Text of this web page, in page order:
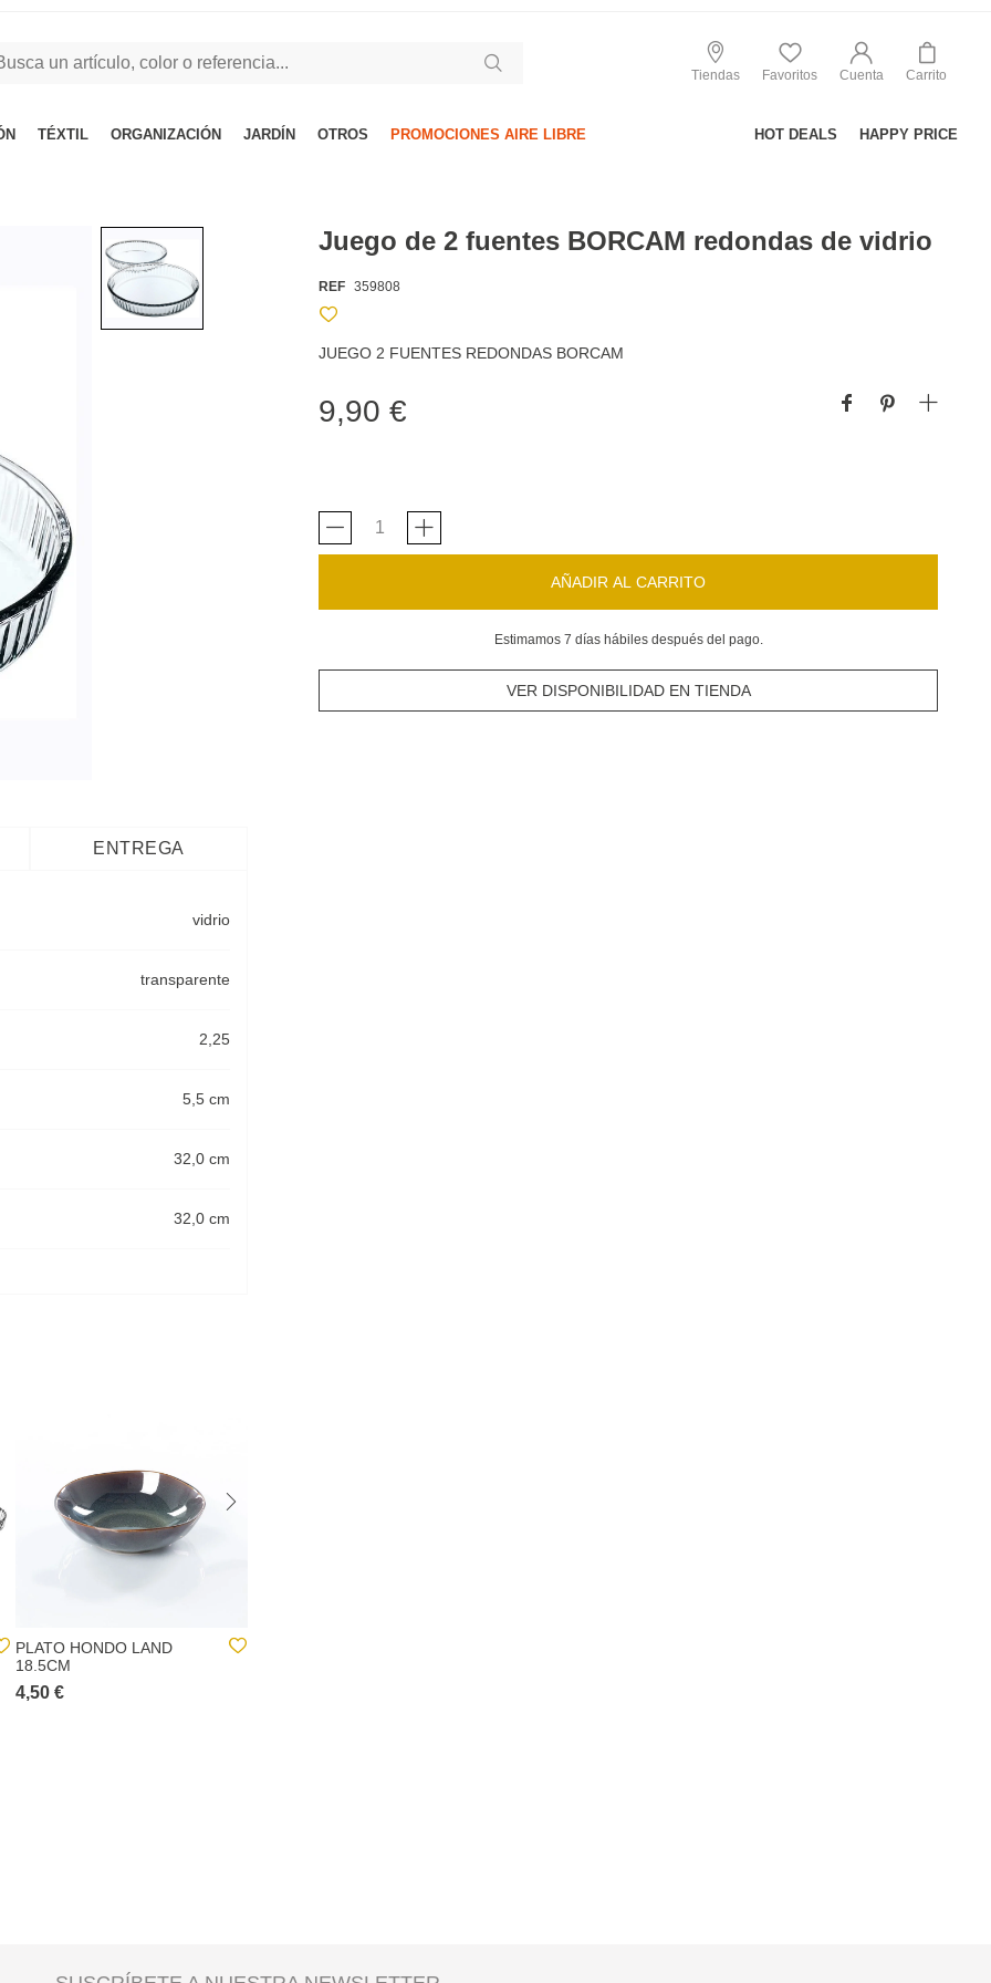
Tiendas Favoritos Cuenta Carrito
TÉXTIL ORGANIZACIÓN JARDÍN OTROS PROMOCIONES AIRE LIBRE HOT DEALS HAPPY PRICE
Juego de 2 fuentes BORCAM redondas de vidrio
REF 359808
JUEGO 2 FUENTES REDONDAS BORCAM
9,90 €
AÑADIR AL CARRITO
Estimamos 7 días hábiles después del pago.
VER DISPONIBILIDAD EN TIENDA
ENTREGA
vidrio
transparente
2,25
5,5 cm
32,0 cm
32,0 cm
PLATO HONDO LAND
18.5CM
4,50 €